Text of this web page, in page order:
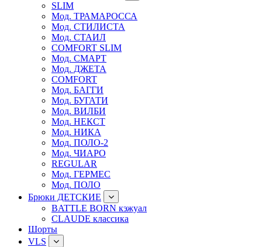
SLIM
Мод. ТРАМАРОССА
Мод. СТИЛИСТА
Мод. СТАИЛ
COMFORT SLIM
Мод. СМАРТ
Мод. ДЖЕТА
COMFORT
Мод. БАГГИ
Мод. БУГАТИ
Мод. ВИЛБИ
Мод. НЕКСТ
Мод. НИКА
Мод. ПОЛО-2
Мод. ЧИАРО
REGULAR
Мод. ГЕРМЕС
Мод. ПОЛО
Брюки ДЕТСКИЕ
BATTLE BORN кэжуал
CLAUDE классика
Шорты
VLS